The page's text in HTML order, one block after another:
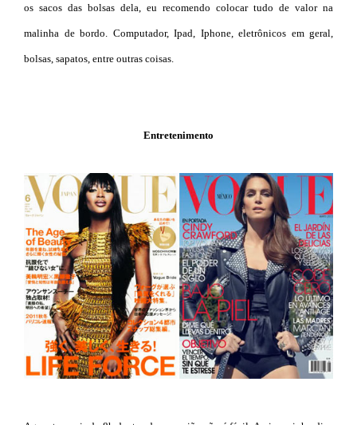
os sacos das bolsas dela, eu recomendo colocar tudo de valor na
malinha de bordo. Computador, Ipad, Iphone, eletrônicos em geral,
bolsas, sapatos, entre outras coisas.
Entretenimento